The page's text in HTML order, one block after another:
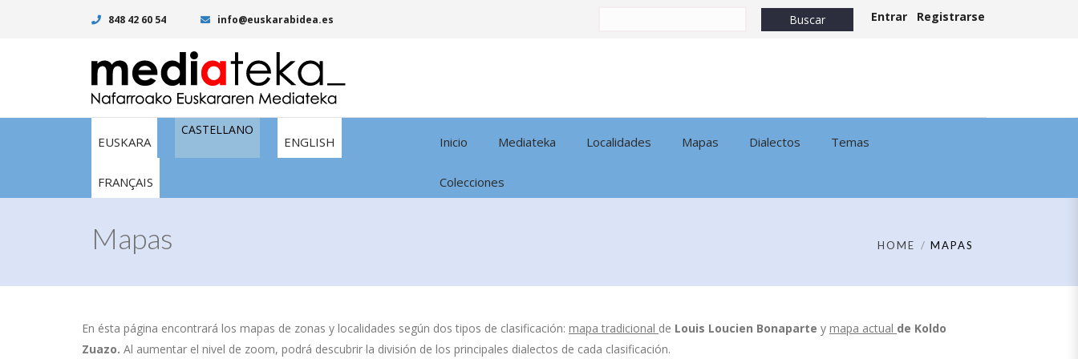
848 42 60 54 info@euskarabidea.es Entrar Registrarse
EUSKARA
CASTELLANO
ENGLISH
FRANÇAIS
Inicio Mediateka Localidades Mapas Dialectos Temas
Colecciones
Mapas HOME MAPAS
En ésta página encontrará los mapas de zonas y localidades según dos tipos de clasificación: mapa tradicional de Louis Loucien Bonaparte y mapa actual de Koldo
Zuazo. Al aumentar el nivel de zoom, podrá descubrir la división de los principales dialectos de cada clasificación.